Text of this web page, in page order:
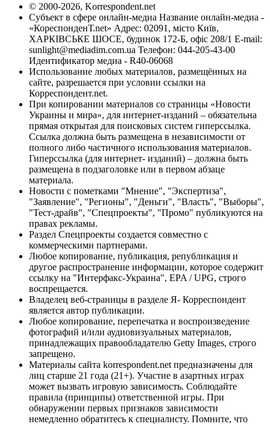
© 2000-2026, Korrespondent.net
Субъект в сфере онлайн-медиа Название онлайн-медиа -
«КореспонденТ.net» Адрес: 02091, місто Київ,
ХАРКІВСЬКЕ ШОСЕ, будинок 172-Б, офіс 208/1 E-mail:
sunlight@mediadim.com.ua Телефон: 044-205-43-00
Идентификатор медиа - R40-06068
Использование любых материалов, размещённых на
сайте, разрешается при условии ссылки на
Корреспондент.net.
При копировании материалов со страницы «Новости
Украины и мира», для интернет-изданий – обязательна
прямая открытая для поисковых систем гиперссылка.
Ссылка должна быть размещена в независимости от
полного либо частичного использования материалов.
Гиперссылка (для интернет- изданий) – должна быть
размещена в подзаголовке или в первом абзаце
материала.
Новости с пометками "Мнение", "Экспертиза",
"Заявление", "Регионы", "Деньги", "Власть", "Выборы",
"Тест-драйв", "Спецпроекты", "Промо" публикуются на
правах рекламы.
Раздел Спецпроекты создается совместно с
коммерческими партнерами.
Любое копирование, публикация, републикация и
другое распространение информации, которое содержит
ссылку на "Интерфакс-Украина", EPA / UPG, строго
воспрещается.
Владелец веб-страницы в разделе Я- Корреспондент
является автор публикации.
Любое копирование, перепечатка и воспроизведение
фотографий и/или аудиовизуальных материалов,
принадлежащих правообладателю Getty Images, строго
запрещено.
Материалы сайта korrespondent.net предназначены для
лиц старше 21 года (21+). Участие в азартных играх
может вызвать игровую зависимость. Соблюдайте
правила (принципы) ответственной игры. При
обнаружении первых признаков зависимости
немедленно обратитесь к специалисту. Помните, что